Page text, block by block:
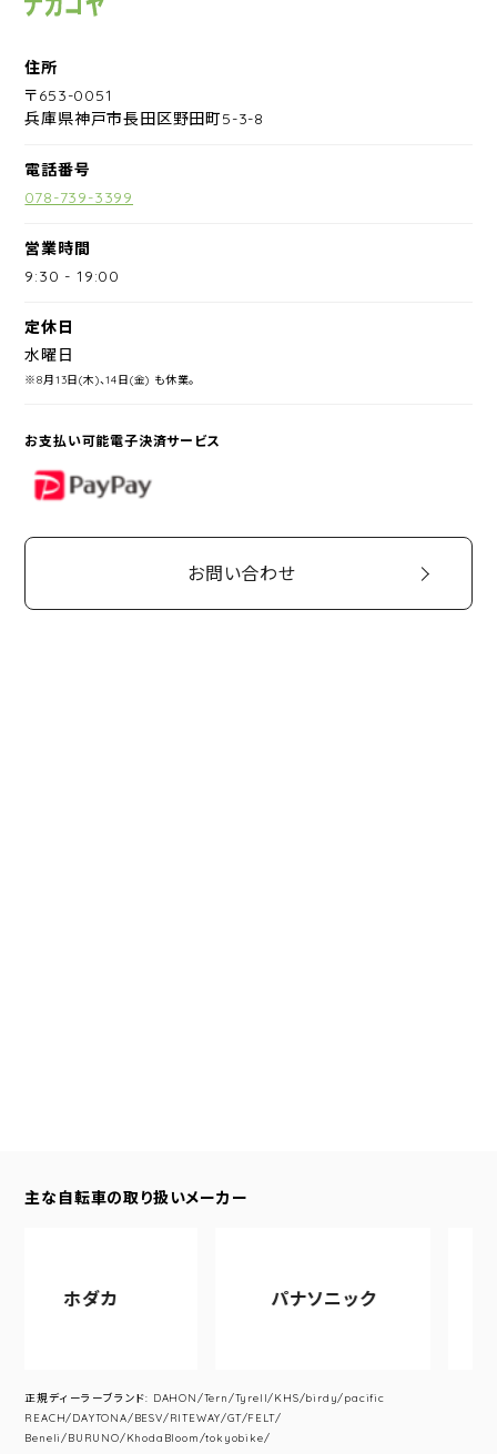
住所
〒653-0051
兵庫県神戸市長田区野田町5-3-8
電話番号
078-739-3399
営業時間
9:30 -19:00
定休日
水曜日
※8月13日(木)、14日(金) も休業。
お支払い可能電子決済サービス
PayPay
お問い合わせ
主な自転車の取り扱いメーカー
ホダカ パナソニック
正規ディーラーブランド: DAHON/Tern/Tyrell/KHS/birdy/pacific
REACH/DAYTONA/BESV/RITEWAY/GT/FELT/
Beneli/BURUNO/KhodaBloom/tokyobike/